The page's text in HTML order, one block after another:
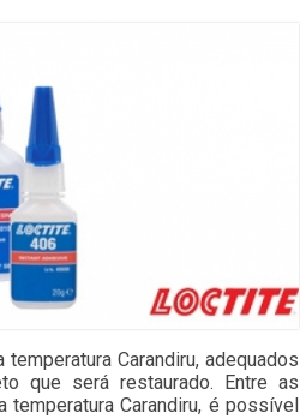
Carandiru, adequados
que será restaurado. Entre as
Carandiru, é possível